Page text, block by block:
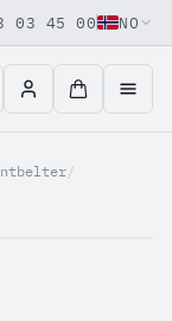
03 45 00 NO
/